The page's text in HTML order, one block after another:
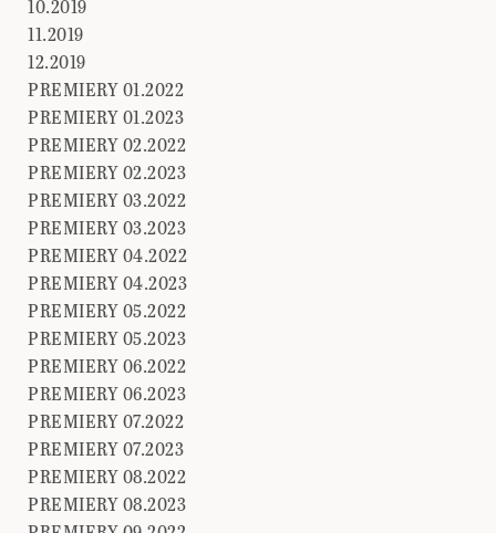
10.2019
11.2019
12.2019
PREMIERY 01.2022
PREMIERY 01.2023
PREMIERY 02.2022
PREMIERY 02.2023
PREMIERY 03.2022
PREMIERY 03.2023
PREMIERY 04.2022
PREMIERY 04.2023
PREMIERY 05.2022
PREMIERY 05.2023
PREMIERY 06.2022
PREMIERY 06.2023
PREMIERY 07.2022
PREMIERY 07.2023
PREMIERY 08.2022
PREMIERY 08.2023